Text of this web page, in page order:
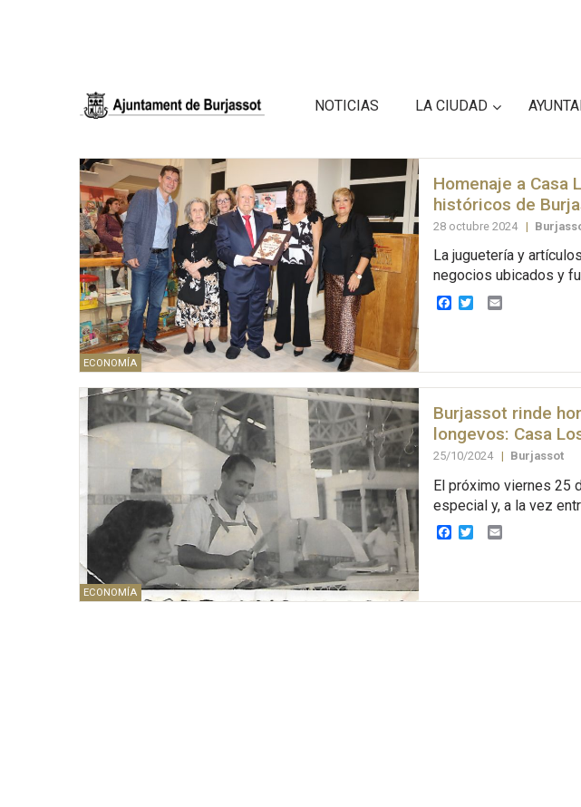
NOTICIAS LA CIUDAD
ECONOMÍA
Homenaje a Casa
históricos de
28 octubre 2024 |
La juguetería y
negocios ubicados y
Facebook
TwitterEmail
ECONOMÍA
Burjassot rinde
longevos: Casa
25/10/2024 | Burjassot
El próximo viernes 25
especial y, a la vez
Facebook
TwitterEmail